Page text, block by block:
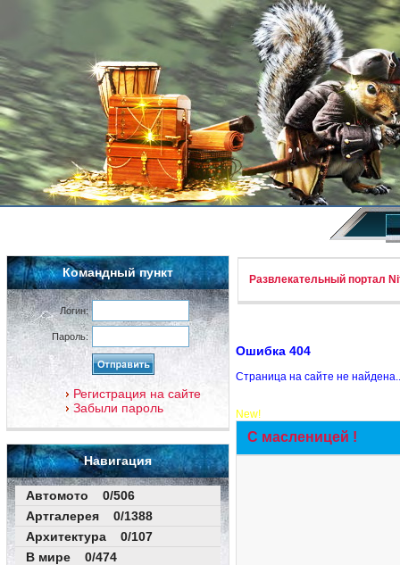
Командный пункт
Логин:
Пароль:
Регистрация на сайте
Забыли пароль
Навигация
Автомото 0/506
Артгалерея 0/1388
Архитектура 0/107
В мире 0/474
Развлекательный портал
Ошибка 404
Страница на сайте не
New!
С масленицей !